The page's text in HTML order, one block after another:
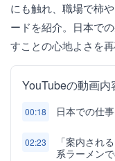
にも触れ、職場で柿
ードを紹介。日本で
すことの心地よさを
YouTubeの動画内
00:18 日本での仕
02:23
「案内され
系ラーメン